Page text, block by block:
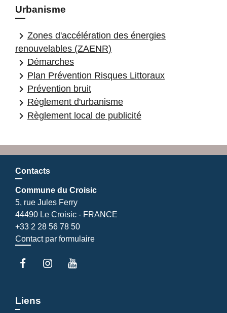
Urbanisme
keyboard_arrow_right Zones d'accélération des énergies
renouvelables (ZAENR)
keyboard_arrow_right Démarches
keyboard_arrow_right Plan Prévention Risques Littoraux
keyboard_arrow_right Prévention bruit
keyboard_arrow_right Règlement d'urbanisme
keyboard_arrow_right Règlement local de publicité
Contacts
Commune du Croisic
5, rue Jules Ferry
44490 Le Croisic - FRANCE
+33 2 28 56 78 50
Contact par formulaire
Liens